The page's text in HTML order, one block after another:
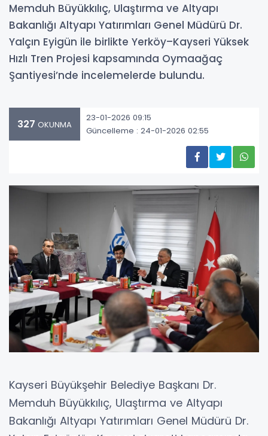
Memduh Büyükkılıç, Ulaştırma ve Altyapı
Bakanlığı Altyapı Yatırımları Genel Müdürü Dr.
Yalçın Eyigün ile birlikte Yerköy–Kayseri Yüksek
Hızlı Tren Projesi kapsamında Oymaağaç
Şantiyesi’nde incelemelerde bulundu.
327 OKUNMA
23-01-2026 09:15
Güncelleme : 24-01-2026 02:55
Kayseri Büyükşehir Belediye Başkanı Dr.
Memduh Büyükkılıç, Ulaştırma ve Altyapı
Bakanlığı Altyapı Yatırımları Genel Müdürü Dr.